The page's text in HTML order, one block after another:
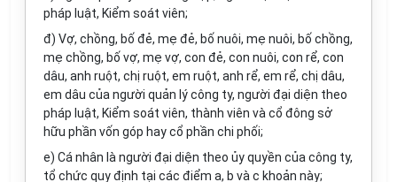
pháp luật, Kiểm soát viên;
đ) Vợ, chồng, bố đẻ, mẹ đẻ, bố nuôi, mẹ nuôi, bố chồng,
mẹ chồng, bố vợ, mẹ vợ, con đẻ, con nuôi, con rể, con
dâu, anh ruột, chị ruột, em ruột, anh rể, em rể, chị dâu,
em dâu của người quản lý công ty, người đại diện theo
pháp luật, Kiểm soát viên, thành viên và cổ đông sở
hữu phần vốn góp hay cổ phần chi phối;
e) Cá nhân là người đại diện theo ủy quyền của công ty,
tổ chức quy định tại các điểm a, b và c khoản này;